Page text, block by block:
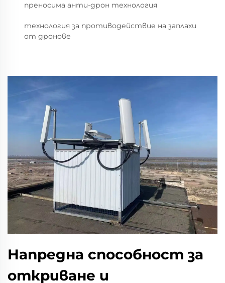
преносима анти-дрон технология
технология за противодействие на заплахи
от дронове
Напредна способност за
откриване и